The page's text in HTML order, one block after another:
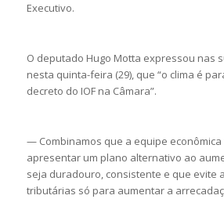
Executivo.
O deputado Hugo Motta expressou nas
nesta quinta-feira (29), que “o clima é
decreto do IOF na Câmara”.
— Combinamos que a equipe
apresentar um plano alternativo ao
seja duradouro, consistente e que evite
tributárias só para aumentar a